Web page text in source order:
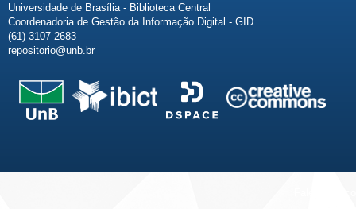
Universidade de Brasília - Biblioteca Central
Coordenadoria de Gestão da Informação Digital - GID
(61) 3107-2683
repositorio@unb.br